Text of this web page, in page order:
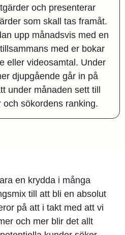
och presenterar
som skall tas framåt.
upp månadsvis med en
med er bokar
eller videosamtal. Under
djupgående går in på
under månaden sett till
och sökordens ranking.
en krydda i många
till att bli en absolut
på att i takt med att vi
och mer blir det allt